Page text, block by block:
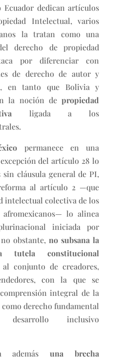
dedican artículos
Intelectual, varios
la tratan como una
derecho de propiedad
por diferenciar con
de derecho de autor y
en tanto que Bolivia y
la noción depropiedad
ligada a los
permanece en una
del artículo 28 lo
cláusula general de PI,
al artículo 2 —que
intelectual colectiva de los
lo alinea
iniciada por
no obstante,no subsana la
tutela constitucional
al conjunto de creadores,
con la que se
integral de la
derecho fundamental
inclusivo
ademásuna brecha